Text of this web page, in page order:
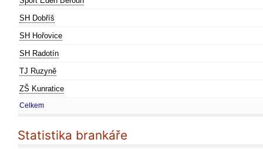
SH Dobříš
SH Hořovice
SH Radotín
TJ Ruzyně
ZŠ Kunratice
Celkem
Statistika brankáře